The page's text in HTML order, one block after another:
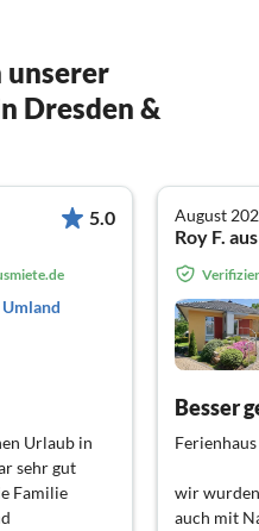
unserer
Dresden &
5.0
Urlaub in
sehr gut
Familie
August
Roy F.
Besser
wir
auch mit